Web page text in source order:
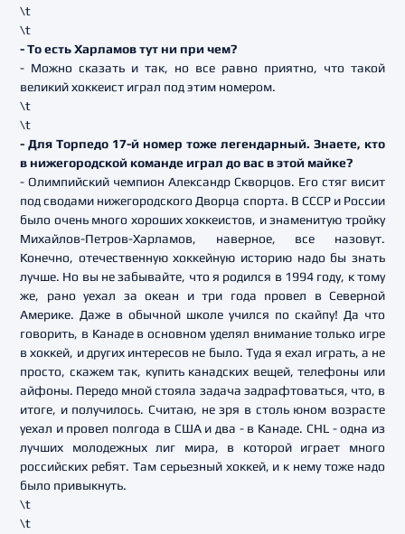
\t
\t
- То есть Харламов тут ни при чем?
- Можно сказать и так, но все равно приятно, что такой
великий хоккеист играл под этим номером.
\t
\t
- Для Торпедо 17-й номер тоже легендарный. Знаете, кто
в нижегородской команде играл до вас в этой майке?
- Олимпийский чемпион Александр Скворцов. Его стяг висит
под сводами нижегородского Дворца спорта. В СССР и России
было очень много хороших хоккеистов, и знаменитую тройку
Михайлов-Петров-Харламов, наверное, все назовут.
Конечно, отечественную хоккейную историю надо бы знать
лучше. Но вы не забывайте, что я родился в 1994 году, к тому
же, рано уехал за океан и три года провел в Северной
Америке. Даже в обычной школе учился по скайпу! Да что
говорить, в Канаде в основном уделял внимание только игре
в хоккей, и других интересов не было. Туда я ехал играть, а не
просто, скажем так, купить канадских вещей, телефоны или
айфоны. Передо мной стояла задача задрафтоваться, что, в
итоге, и получилось. Считаю, не зря в столь юном возрасте
уехал и провел полгода в США и два - в Канаде. CHL - одна из
лучших молодежных лиг мира, в которой играет много
российских ребят. Там серьезный хоккей, и к нему тоже надо
было привыкнуть.
\t
\t